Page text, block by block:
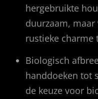
hergebruikte
duurzaam, maar
rustieke charme
Biologisch
handdoeken tot
de keuze voor